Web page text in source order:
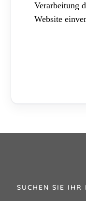
Verarbeitung
Website
SUCHEN SIE IHR